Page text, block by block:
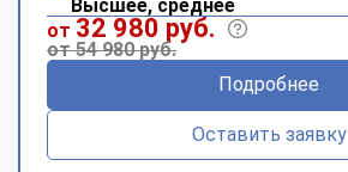
Высшее, среднее
от 32 980 руб.
от 54 980 руб.
Подробнее
Оставить заявку